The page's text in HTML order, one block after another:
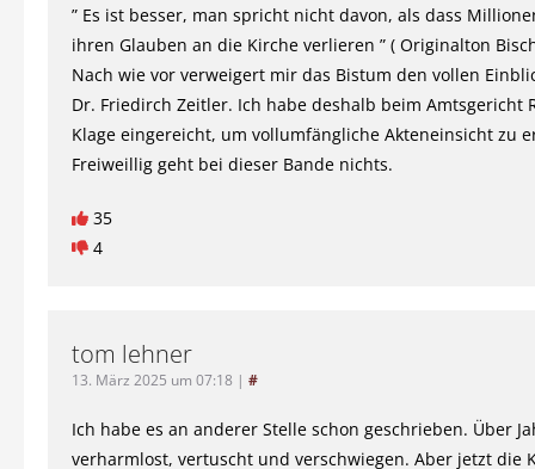
” Es ist besser, man spricht nicht davon, als dass
ihren Glauben an die Kirche verlieren ” ( Originalton
Nach wie vor verweigert mir das Bistum den vollen
Dr. Friedirch Zeitler. Ich habe deshalb beim Amtsgericht
Klage eingereicht, um vollumfängliche Akteneinsicht zu
Freiweillig geht bei dieser Bande nichts.
35
4
tom lehner
13. März 2025 um 07:18 | #
Ich habe es an anderer Stelle schon geschrieben. Über
verharmlost, vertuscht und verschwiegen. Aber jetzt die